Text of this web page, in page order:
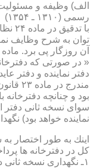
الف) وظیفه و مسئولیت
رسمی (۱۳۱۰ ـ ۱۳۵۴)
با
توان به شرح وظایف
آن روزگار پی برد. ماده ۲۴ نظامنامه یاد شده مقرر می دارد:
« در صورتی كه
دفتر نماینده و دفتر
مندرج
بود و چنانچه دفترخانه
سوای نسخه ثانی دفتر
نماینده خواهد بود)
اینك به طور اختصار
كل در دفترخانه ها
۱ـ نگهداری نسخه ثانی دفتر ثبت اسناد رسمی